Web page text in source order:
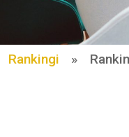
Rankingi »